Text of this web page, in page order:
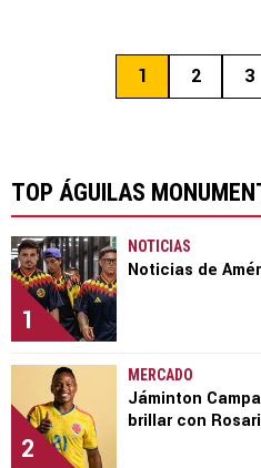
1 2 3
TOP ÁGUILAS
1
NOTICIAS
Noticias de
2
MERCADO
Jáminton
brillar con